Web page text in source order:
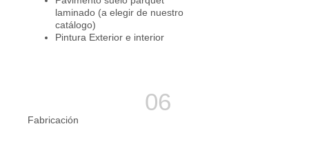
laminado (a elegir de nuestro
catálogo)
Pintura Exterior e interior
Fabricación